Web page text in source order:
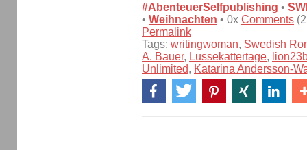
#AbenteuerSelfpublishing •
• Weihnachten • 0x Comments
Permalink
Tags: writingwoman, Swedish
A. Bauer, Lussekattertage,
Unlimited, Katarina Andersson-